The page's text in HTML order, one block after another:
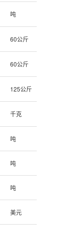
吨
60公斤
60公斤
125公斤
千克
吨
吨
吨
美元